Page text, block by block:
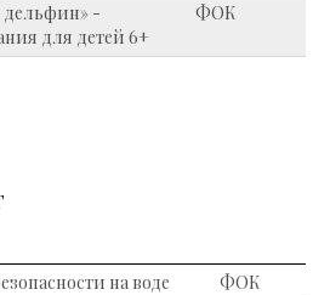
дельфин» -
для детей 6+
ФОК
на воде
ФОК